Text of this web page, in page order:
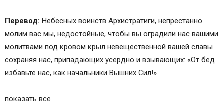
Перевод: Небесных воинств Архистратиги, непрестанно
молим вас мы, недостойные, чтобы вы оградили нас вашими
молитвами под кровом крыл невещественной вашей славы
сохраняя нас, припадающих усердно и взывающих: «От бед
избавьте нас, как начальники Вышних Сил!»
показать все